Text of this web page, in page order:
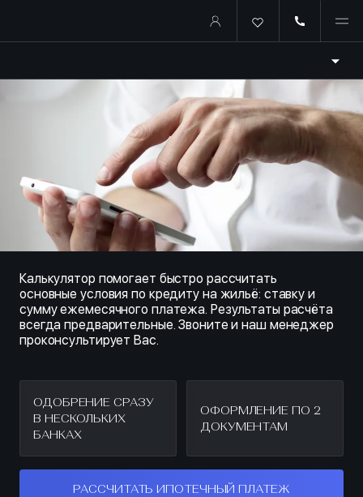
Купить квартиру в ипотеку
Калькулятор помогает быстро рассчитать
основные условия по кредиту на жильё: ставку и
сумму ежемесячного платежа. Результаты расчёта
всегда предварительные. Звоните и наш менеджер
проконсультирует Вас.
ОДОБРЕНИЕ СРАЗУ
В НЕСКОЛЬКИХ
БАНКАХ
ОФОРМЛЕНИЕ ПО 2
ДОКУМЕНТАМ
РАССЧИТАТЬ ИПОТЕЧНЫЙ ПЛАТЕЖ